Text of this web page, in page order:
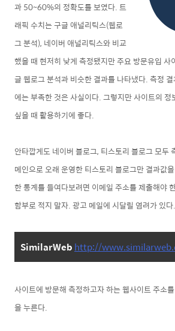
과 50~60%의 정확도를 보였다. 트
래픽 수치는 구글 애널리틱스(웹로
그 분석), 네이버 애널리틱스와 비교
했을 때 현저히 낮게 측정됐지만 주요 방문유입 사
글 웹로그 분석과 비슷한 결과를 나타냈다. 측정
에는 부족한 것은 사실이다. 그렇지만 사이트의
싶을 때 활용하기에 좋다.
안타깝게도 네이버 블로그, 티스토리 블로그 모두
메인으로 오래 운영한 티스토리 블로그만 결과값
한 통계를 들여다보려면 이메일 주소를 제출해야
함부로 적지 말자. 광고 메일에 시달릴 염려가 있다.
SimilarWeb http://
사이트에 방문해 측정하고자 하는 웹사이트 주소
을 누른다.